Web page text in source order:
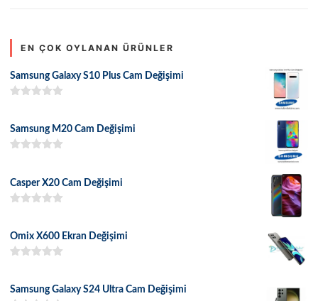
EN ÇOK OYLANAN ÜRÜNLER
Samsung Galaxy S10 Plus Cam Değişimi
Samsung M20 Cam Değişimi
Casper X20 Cam Değişimi
Omix X600 Ekran Değişimi
Samsung Galaxy S24 Ultra Cam Değişimi